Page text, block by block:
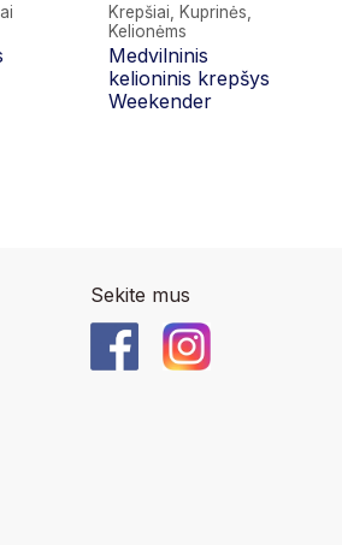
Krepšiai, Kuprinės,
Kelionėms
Medvilninis
kelioninis krepšys
Weekender
Sekite mus